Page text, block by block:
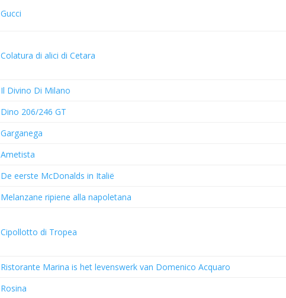
Gucci
Colatura di alici di Cetara
Il Divino Di Milano
Dino 206/246 GT
Garganega
Ametista
De eerste McDonalds in Italië
Melanzane ripiene alla napoletana
Cipollotto di Tropea
Ristorante Marina is het levenswerk van Domenico Acquaro
Rosina